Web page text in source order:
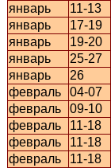
январь
11-13
январь
17-19
январь
19-20
январь
25-27
январь
26
февраль
04-07
февраль
09-10
февраль
11-18
февраль
11-18
февраль
11-18